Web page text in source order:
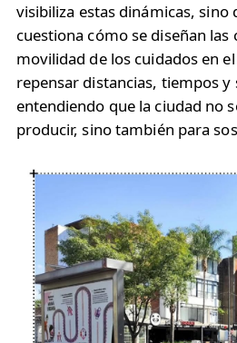
visibiliza estas dinámicas, sino
cuestiona cómo se diseñan las
movilidad de los cuidados en
repensar distancias, tiempos y
entendiendo que la ciudad no
producir, sino también para